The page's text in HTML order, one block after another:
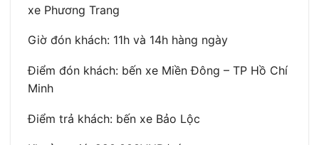
xe Phương Trang
Giờ đón khách: 11h và 14h hàng ngày
Điểm đón khách: bến xe Miền Đông – TP Hồ Chí
Minh
Điểm trả khách: bến xe Bảo Lộc